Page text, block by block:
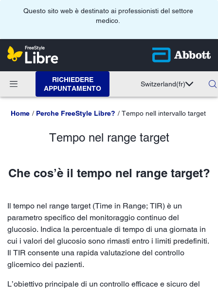
Questo sito web è destinato ai professionisti del settore
medico.
RICHIEDERE
APPUNTAMENTO
Switzerland(fr)
Home Perche FreeStyle Libre? Tempo nell intervallo target
Tempo nel range target
Che cos’è il tempo nel range target?
Il tempo nel range target (Time in Range; TIR) è un
parametro specifico del monitoraggio continuo del
glucosio. Indica la percentuale di tempo di una giornata in
cui i valori del glucosio sono rimasti entro i limiti predefiniti.
Il TIR consente una rapida valutazione del controllo
glicemico dei pazienti.
L’obiettivo principale di un controllo efficace e sicuro del